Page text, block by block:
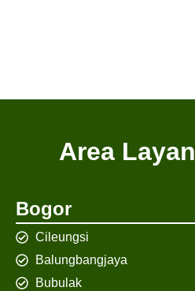
Area
Bogor
Cileungsi
Balungbangjaya
Bubulak